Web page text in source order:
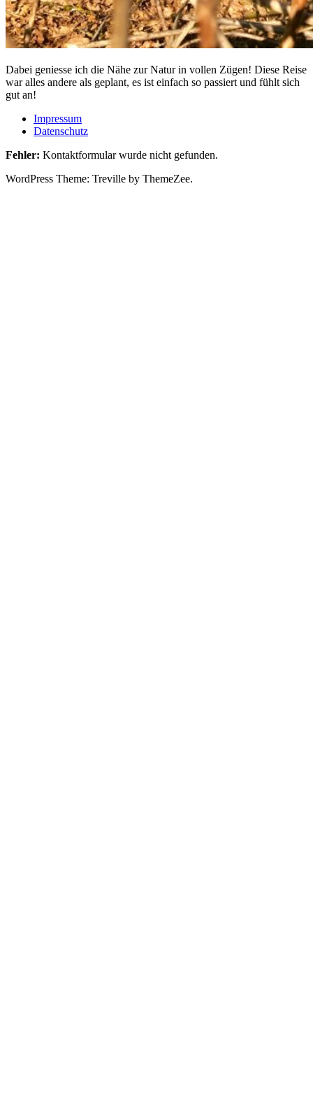
Dabei geniesse ich die Nähe zur Natur in vollen Zügen! Diese Reise
war alles andere als geplant, es ist einfach so passiert und fühlt sich
gut an!
Impressum
Datenschutz
Fehler: Kontaktformular wurde nicht gefunden.
WordPress Theme: Treville by ThemeZee.